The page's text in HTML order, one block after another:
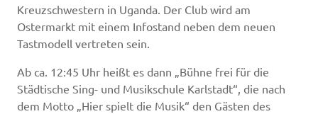
Kreuzschwestern in Uganda. Der Club wird am
Ostermarkt mit einem Infostand neben dem neuen
Tastmodell vertreten sein.
Ab ca. 12:45 Uhr heißt es dann „Bühne frei für die
Städtische Sing- und Musikschule Karlstadt“, die nach
dem Motto „Hier spielt die Musik“ den Gästen des